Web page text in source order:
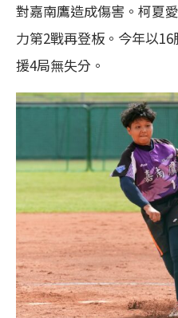
對嘉南鷹造成傷害。柯夏
力第2戰再登板。今年以
援4局無失分。